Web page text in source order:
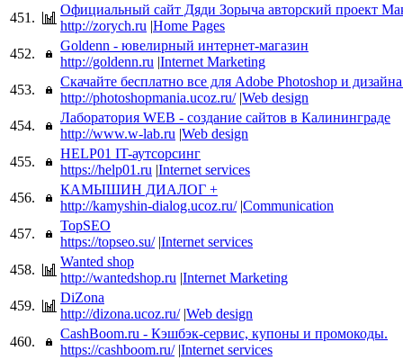
451.
Официальный сайт Дяди Зорыча авторский проект
http://zorych.ru |Home Pages
452.
Goldenn - ювелирный интернет-магазин
http://goldenn.ru |Internet Marketing
453.
Скачайте бесплатно все для Adobe Photoshop и
http://photoshopmania.ucoz.ru/ |Web design
454.
Лаборатория WEB - создание сайтов в Калининграде
http://www.w-lab.ru |Web design
455.
HELP01 IT-аутсорсинг
https://help01.ru |Internet services
456.
КАМЫШИН ДИАЛОГ +
http://kamyshin-dialog.ucoz.ru/ |Communication
457.
TopSEO
https://topseo.su/ |Internet services
458.
Wanted shop
http://wantedshop.ru |Internet Marketing
459.
DiZona
http://dizona.ucoz.ru/ |Web design
460.
CashBoom.ru - Кэшбэк-сервис, купоны и промокоды.
https://cashboom.ru/ |Internet services